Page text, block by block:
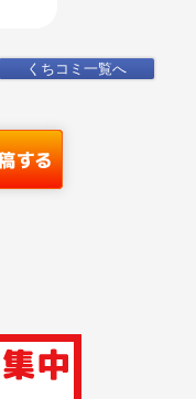
くちコミ一覧へ